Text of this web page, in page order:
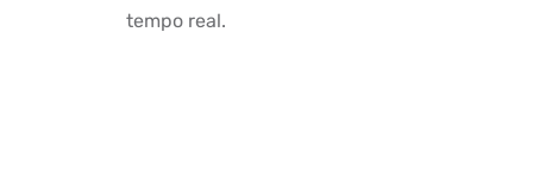
tempo real.